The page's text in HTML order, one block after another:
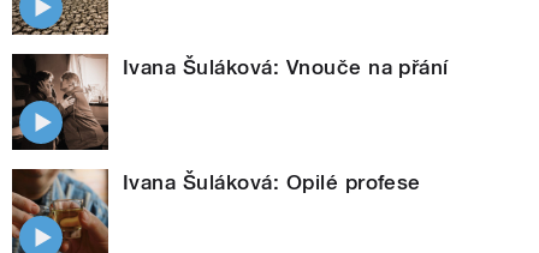
Ivana Šuláková: Vnouče na přání
Ivana Šuláková: Opilé profese